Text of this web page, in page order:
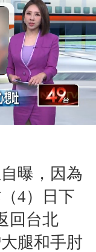
曝，因為
4）日下
回台北
腿和手肘